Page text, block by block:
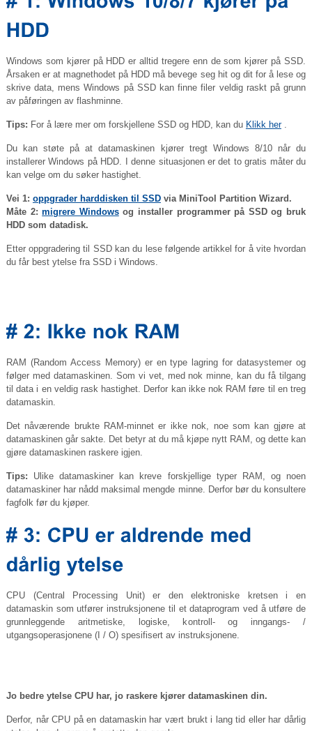
Windows som kjører på HDD er alltid tregere enn de som kjører på SSD.
Årsaken er at magnethodet på HDD må bevege seg hit og dit for å lese og
skrive data, mens Windows på SSD kan finne filer veldig raskt på grunn
av påføringen av flashminne.
Tips: For å lære mer om forskjellene SSD og HDD, kan du Klikk her.
Du kan støte på at datamaskinen kjører tregt Windows 8/10 når du
installerer Windows på HDD. I denne situasjonen er det to gratis måter du
kan velge om du søker hastighet.
Vei 1: oppgrader harddisken til SSDvia MiniTool Partition Wizard.
Måte 2:migrere Windowsog installer programmer på SSD og bruk
HDD som datadisk.
Etter oppgradering til SSD kan du lese følgende artikkel for å vite hvordan
du får best ytelse fra SSD i Windows.
RAM (Random Access Memory) er en type lagring for datasystemer og
følger med datamaskinen. Som vi vet, med nok minne, kan du få tilgang
til data i en veldig rask hastighet. Derfor kan ikke nok RAM føre til en treg
datamaskin.
Det nåværende brukte RAM-minnet er ikke nok, noe som kan gjøre at
datamaskinen går sakte. Det betyr at du må kjøpe nytt RAM, og dette kan
gjøre datamaskinen raskere igjen.
Tips: Ulike datamaskiner kan kreve forskjellige typer RAM, og noen
datamaskiner har nådd maksimal mengde minne. Derfor bør du konsultere
fagfolk før du kjøper.
CPU (Central Processing Unit) er den elektroniske kretsen i en
datamaskin som utfører instruksjonene til et dataprogram ved å utføre de
grunnleggende aritmetiske, logiske, kontroll- og inngangs- /
utgangsoperasjonene (I / O) spesifisert av instruksjonene.
Jo bedre ytelse CPU har, jo raskere kjører datamaskinen din.
Derfor, når CPU på en datamaskin har vært brukt i lang tid eller har dårlig